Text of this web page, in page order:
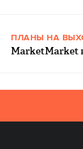
ПЛАНЫ НА
MarketMarket